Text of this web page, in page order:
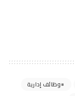
وظائف إدارية